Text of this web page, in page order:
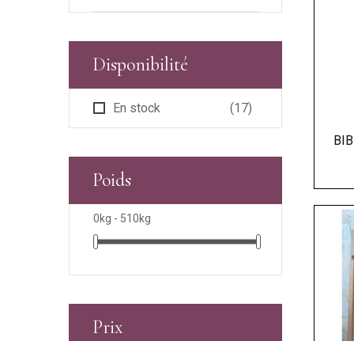
Disponibilité
En stock (17)
Poids
0kg - 510kg
Prix